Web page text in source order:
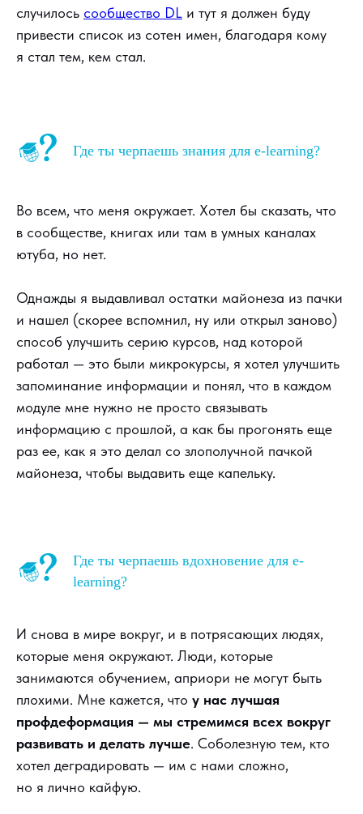
случилось сообщество DL и тут я должен буду
привести список из сотен имен, благодаря кому
я стал тем, кем стал.
Где ты черпаешь знания для e-learning?
Во всем, что меня окружает. Хотел бы сказать, что
в сообществе, книгах или там в умных каналах
ютуба, но нет.
Однажды я выдавливал остатки майонеза из пачки
и нашел (скорее вспомнил, ну или открыл заново)
способ улучшить серию курсов, над которой
работал — это были микрокурсы, я хотел улучшить
запоминание информации и понял, что в каждом
модуле мне нужно не просто связывать
информацию с прошлой, а как бы прогонять еще
раз ее, как я это делал со злополучной пачкой
майонеза, чтобы выдавить еще капельку.
Где ты черпаешь вдохновение для e-
learning?
И снова в мире вокруг, и в потрясающих людях,
которые меня окружают. Люди, которые
занимаются обучением, априори не могут быть
плохими. Мне кажется, что у нас лучшая
профдеформация — мы стремимся всех вокруг
развивать и делать лучше. Соболезную тем, кто
хотел деградировать — им с нами сложно,
но я лично кайфую.